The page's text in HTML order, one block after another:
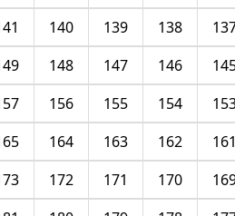
138
139
140
146
147
148
154
155
156
161
162
163
164
170
171
172